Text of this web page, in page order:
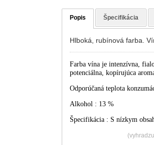
Popis Špecifikácia
Hlboká, rubínová farba.
Farba vína je intenzívna,
potenciálna, kopírujúca
Odporúčaná teplota
Alkohol : 13 %
Špecifikácia : S nízkym